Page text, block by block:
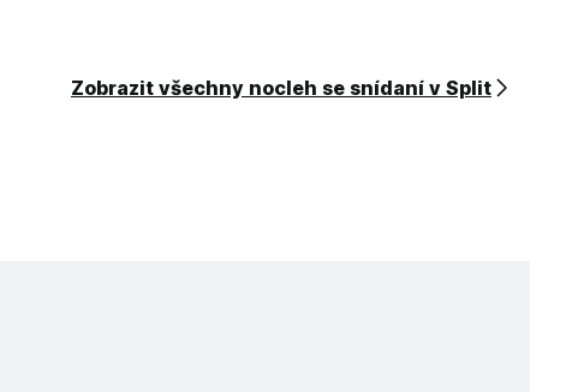
Zobrazit všechny nocleh se snídaní v Split